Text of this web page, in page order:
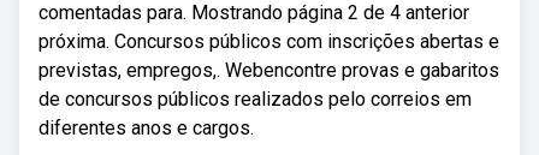
comentadas para. Mostrando página 2 de 4 anterior
próxima. Concursos públicos com inscrições abertas e
previstas, empregos,. Webencontre provas e gabaritos
de concursos públicos realizados pelo correios em
diferentes anos e cargos.